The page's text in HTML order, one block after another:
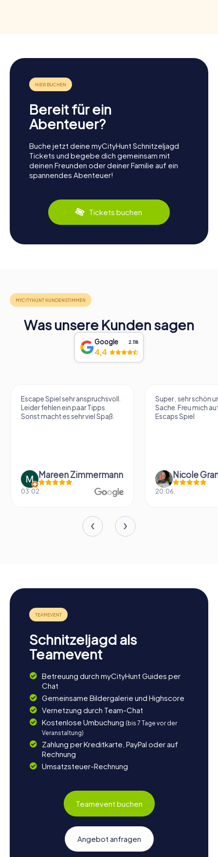
Bereit für ein
Abenteuer?
Buche jetzt deine myCityHunt Schnitzeljagd
Tickets und begebe dich gemeinsam mit
deinen Freunden oder deiner Familie auf ein
spannendes Abenteuer!
Tickets buchen
Was unsere Kunden sagen
Google 2.118
4,4
Escape Spiel sehr anspruchsvoll.
Leider fehlen ein paar Tipps.
Sonst macht es sehr viel Spaß.
Mareen Zimmermann
03.02.
Super , sehr schön
Sache. Freu mich
Escaps Spiel
Nicole
20.06.
Schnitzeljagd als
Teamevent
Betreuung durch myCityHunt Guides per
Chat
Gemeinsame Bildergalerie und Highscore
Vernetzung durch Team-Chat
Kostenlose Umbuchung (bis 7 Tage vor der
Veranstaltung)
Zahlung per Kreditkarte, PayPal oder auf
Rechnung
Umsatzsteuer-Rechnung
Teamevent buchen
Angebot anfragen